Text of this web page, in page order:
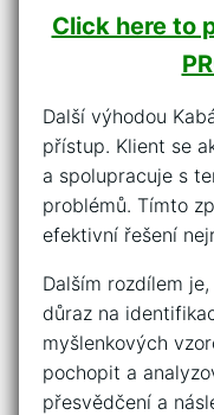
Click here to
Další výhodou
přístup. ⁤Klient se
a spolupracuje s
problémů.⁢ Tímto
efektivní ‌řešení
Dalším rozdílem
důraz na
myšlenkových⁢
pochopit ‌a‌
přesvědčení a‍